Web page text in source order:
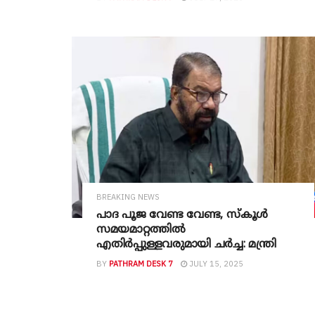
BREAKING NEWS
പാദ പൂജ വേണ്ട വേണ്ട, സ്കൂൾ
സമയമാറ്റത്തിൽ
എതിർപ്പുള്ളവരുമായി ചർച്ച: മന്ത്രി
BY PATHRAM DESK 7 JULY 15, 2025